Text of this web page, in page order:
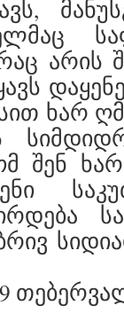
არის
ხარ
შენ